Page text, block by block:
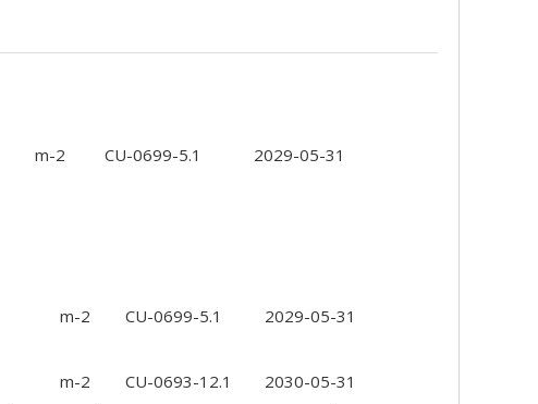
m-2 CU-0699-5.1 2029-05-31
m-2 CU-0699-5.1
2029-05-31
m-2 CU-0693-12.1 2030-05-31